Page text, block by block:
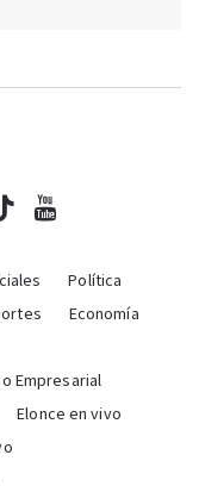
Política
Economía
Empresarial
Elonce en vivo